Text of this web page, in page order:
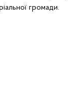
громади.